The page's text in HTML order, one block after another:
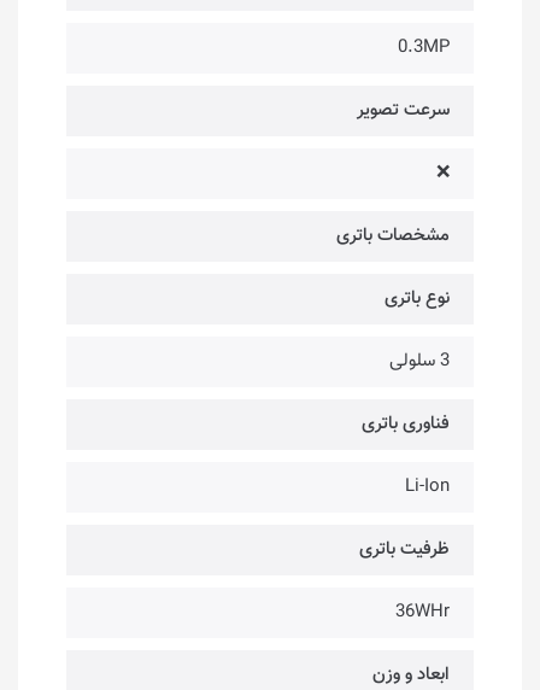
0.3MP
سرعت تصویر
❌
مشخصات باتری
نوع باتری
3 سلولی
فناوری باتری
Li-Ion
ظرفیت باتری
36WHr
ابعاد و وزن